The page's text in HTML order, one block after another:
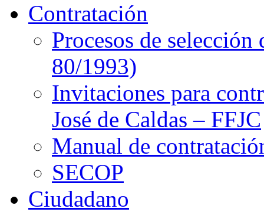
Contratación
Procesos de
80/1993)
Invitaciones para
José de Caldas – FFJC
Manual de
SECOP
Ciudadano